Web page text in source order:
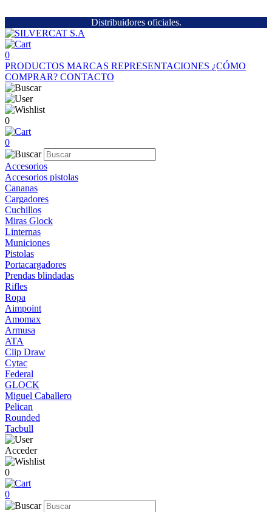
Distribuidores oficiales.
0
PRODUCTOS MARCAS REPRESENTACIONES ¿CÓMO
COMPRAR? CONTACTO
0
0
Accesorios
Accesorios pistolas
Cananas
Cargadores
Cuchillos
Miras Glock
Linternas
Municiones
Pistolas
Portacargadores
Prendas blindadas
Rifles
Ropa
Aimpoint
Amomax
Armusa
ATA
Clip Draw
Cytac
Federal
GLOCK
Miguel Caballero
Pelican
Rounded
Tacbull
Acceder
0
0